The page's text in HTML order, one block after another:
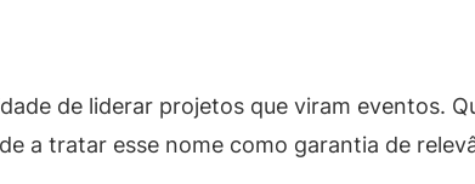
de liderar projetos que viram eventos.
a tratar esse nome como garantia de